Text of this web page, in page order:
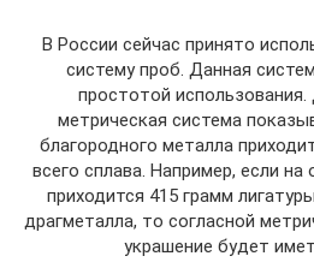
В России сейчас принято
систему проб. Данная
простотой использования.
метрическая система
благородного металла
всего сплава. Например, если на
приходится 415 грамм
драгметалла, то согласной
украшение будет